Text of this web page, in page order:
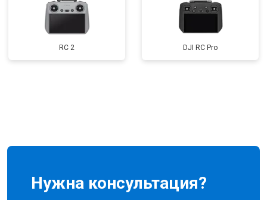
RC 2 DJI RC Pro
Нужна консультация?